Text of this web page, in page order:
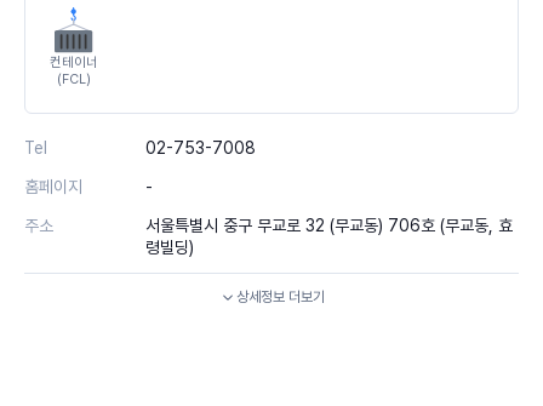
컨테이너
(FCL)
Tel
02-753-7008
홈페이지
-
주소
서울특별시 중구 무교로 32 (무교동) 706호 (무교동, 효
령빌딩)
상세정보 더보기